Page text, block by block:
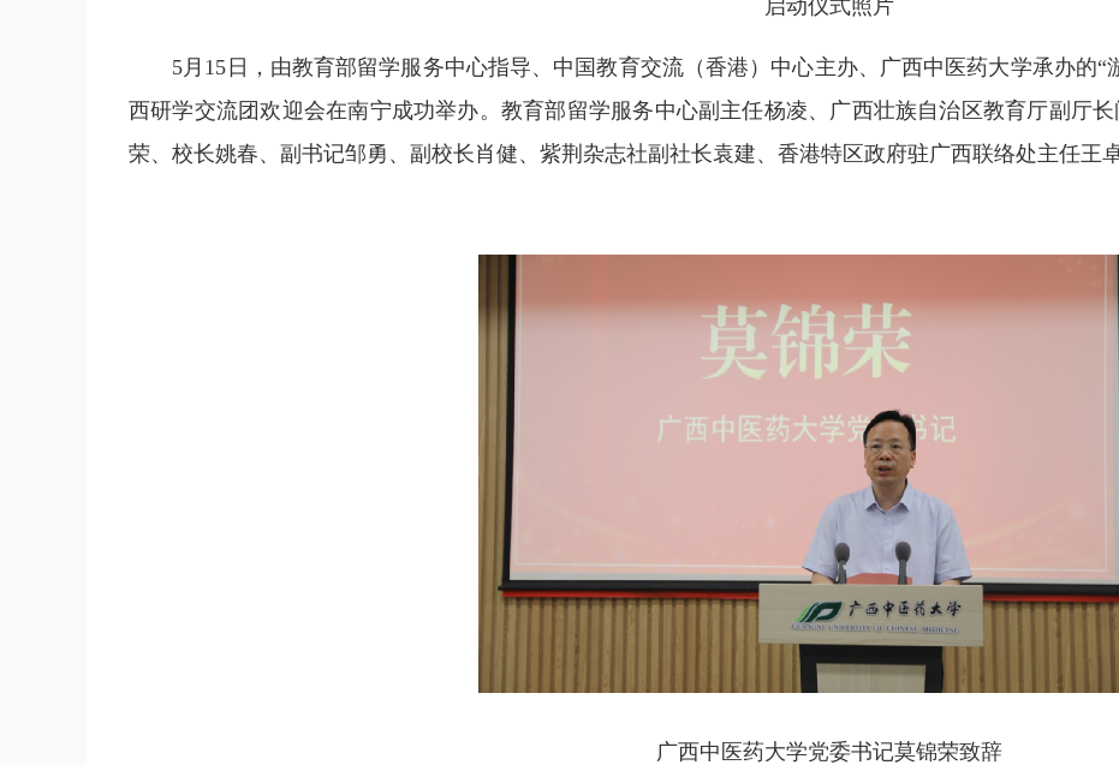
启动仪式照片
5月15日，由教育部留学服务中心指导、中国教育交流（香港）中心主办、广西中医药大学承办的“
西研学交流团欢迎会在南宁成功举办。教育部留学服务中心副主任杨凌、广西壮族自治区教育厅副厅
荣、校长姚春、副书记邹勇、副校长肖健、紫荆杂志社副社长袁建、香港特区政府驻广西联络处主任王
广西中医药大学党委书记莫锦荣致辞